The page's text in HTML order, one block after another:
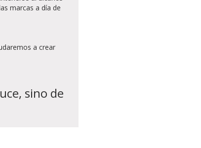
marcas a día de
a crear
sino de